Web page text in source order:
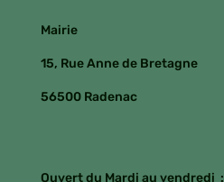
Mairie
15, Rue Anne de Bretagne
56500 Radenac
Ouvert du Mardi au vendredi :